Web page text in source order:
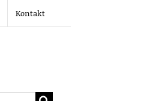
Kontakt